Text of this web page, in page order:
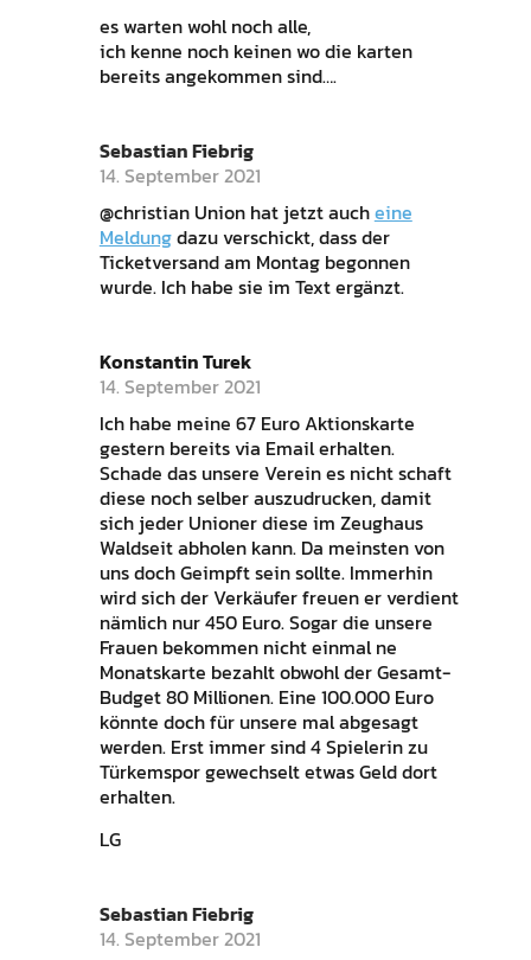
es warten wohl noch alle,
ich kenne noch keinen wo die karten
bereits angekommen sind….
Sebastian Fiebrig
14. September 2021
@christian Union hat jetzt aucheine
Meldungdazu verschickt, dass der
Ticketversand am Montag begonnen
wurde. Ich habe sie im Text ergänzt.
Konstantin Turek
14. September 2021
Ich habe meine 67 Euro Aktionskarte
gestern bereits via Email erhalten.
Schade das unsere Verein es nicht schaft
diese noch selber auszudrucken, damit
sich jeder Unioner diese im Zeughaus
Waldseit abholen kann. Da meinsten von
uns doch Geimpft sein sollte. Immerhin
wird sich der Verkäufer freuen er verdient
nämlich nur 450 Euro. Sogar die unsere
Frauen bekommen nicht einmal ne
Monatskarte bezahlt obwohl der Gesamt-
Budget 80 Millionen. Eine 100.000 Euro
könnte doch für unsere mal abgesagt
werden. Erst immer sind 4 Spielerin zu
Türkemspor gewechselt etwas Geld dort
erhalten.
LG
Sebastian Fiebrig
14. September 2021